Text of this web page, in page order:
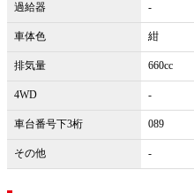
過給器 -
車体色 紺
排気量 660cc
4WD -
車台番号下3桁 089
その他 -